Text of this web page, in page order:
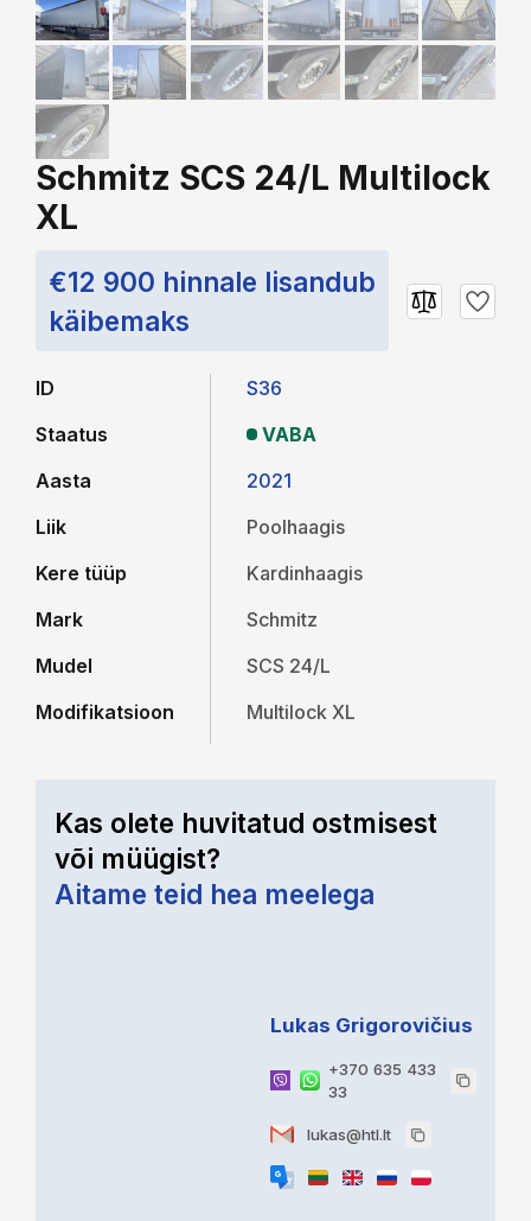
Schmitz SCS 24/L Multilock
XL
€12 900 hinnale lisandub
käibemaks
ID
Staatus
Aasta
Liik
Kere tüüp
Mark
Mudel
Modifikatsioon
S36
VABA
2021
Poolhaagis
Kardinhaagis
Schmitz
SCS 24/L
Multilock XL
Kas olete huvitatud ostmisest
või müügist?
Aitame teid hea meelega
Lukas Grigorovičius
+370 635 433
33
lukas@htl.lt